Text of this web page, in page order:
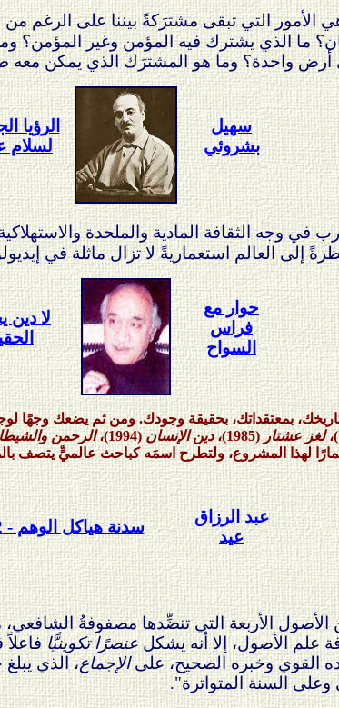
التي تبقى مشترَكةً بيننا على الرغم من
ما الذي يشترك فيه المؤمن وغير
أرض واحدة؟ وما هو المشترَك الذي يمكن معه
الرؤيا
لسلام
سهيل
بشروئي
في وجه الثقافة المادية والملحدة
لا دين
حوار مع
فراس
السواح
بمعتقداتك، بحقيقة وجودك. ومن ثم يضعك
لغز عشتار(1985)، دين الإنسان(1994)، الرحمن
سدنة هياكل الوهم - 2
عبد الرزاق
عيد
الأصول الأربعة التي تنضِّدها مصفوفةُ الشافعي،
علم الأصول، إلا أنه يشكلعنصرًا تكوينيًّا
القوي وخبره الصحيح، علىالإجماع، الذي
السنة المتواترة".